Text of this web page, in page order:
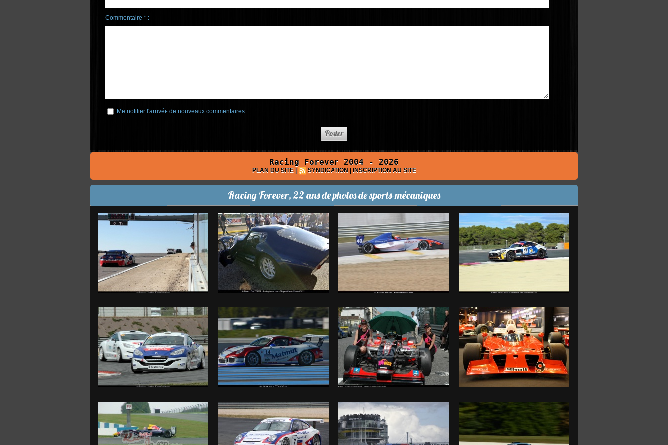
Commentaire * :
Me notifier l'arrivée de nouveaux commentaires
Racing Forever 2004 - 2026
PLAN DU SITE | SYNDICATION | INSCRIPTION AU SITE
Racing Forever, 22 ans de photos de sports-mécaniques